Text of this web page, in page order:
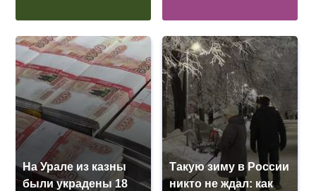
На Урале из казны
были украдены 18
Такую зиму в России
никто не ждал: как